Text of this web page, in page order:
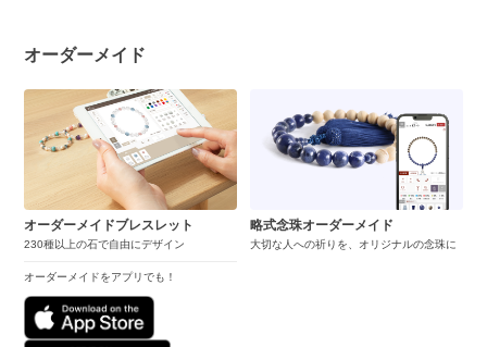
オーダーメイド
オーダーメイドブレスレット
230種以上の石で自由にデザイン
オーダーメイドをアプリでも！
略式念珠オーダーメイド
大切な人への祈りを、オリジナルの念珠に